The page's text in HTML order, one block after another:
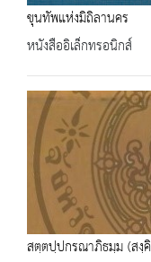
ขุนทัพแห่งมิถิลานคร
หนังสืออิเล็กทรอนิกส์
สตฺตปฺปกรณาภิธมฺม (ส